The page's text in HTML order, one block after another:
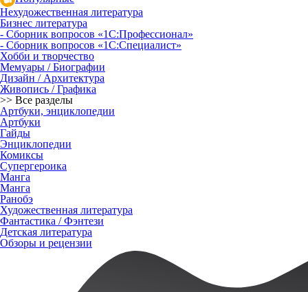
Нехудожественная литература
Бизнес литература
- Сборник вопросов «1С:Профессионал»
- Сборник вопросов «1С:Специалист»
Хобби и творчество
Мемуары / Биографии
Дизайн / Архитектура
Живопись / Графика
>> Все разделы
Артбуки, энциклопедии
Артбуки
Гайды
Энциклопедии
Комиксы
Супергероика
Манга
Манга
Ранобэ
Художественная литература
Фантастика / Фэнтези
Детская литература
Обзоры и рецензии